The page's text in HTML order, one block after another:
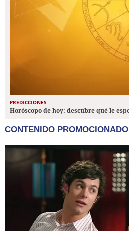
PREDICCIONES
Horóscopo de hoy: descubre qué le
CONTENIDO PROMOCIONADO